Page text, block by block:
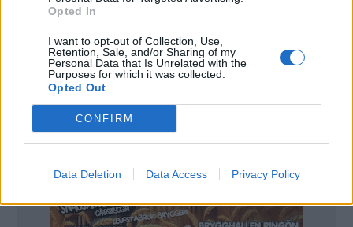
Opted In
I want to opt-out of Collection, Use,
Retention, Sale, and/or Sharing of my
Personal Data that Is Unrelated with the
Purposes for which it was collected.
Opted Out
CONFIRM
Data Deletion Data Access Privacy Policy